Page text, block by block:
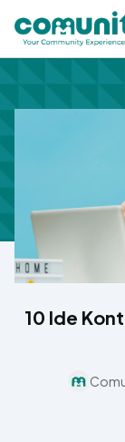
10 Ide